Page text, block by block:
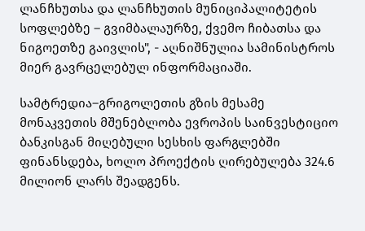
ლანჩხუთსა და ლანჩხუთის მუნიციპალიტეტის
სოფლებზე – გვიმბალაურზე, ქვემო ჩიბათსა და
ნიგოეთზე გაივლის", - აღნიშნულია სამინისტროს
მიერ გავრცელებულ ინფორმაციაში.
სამტრედია–გრიგოლეთის გზის მესამე
მონაკვეთის მშენებლობა ევროპის საინვესტიციო
ბანკისგან მიღებული სესხის ფარგლებში
ფინანსდება, ხოლო პროექტის ღირებულება 324.6
მილიონ ლარს შეადგენს.